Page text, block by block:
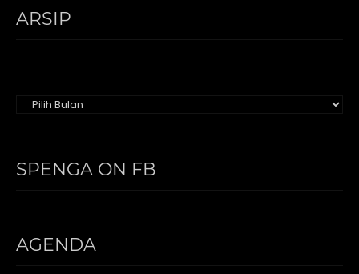
ARSIP
SPENGA ON FB
AGENDA